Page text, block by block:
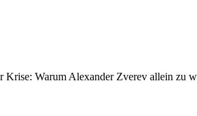
Krise: Warum Alexander Zverev allein zu